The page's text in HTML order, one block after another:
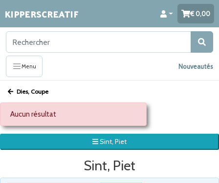
KIPPERSCREATIF 0,00
Menu Nouveautés
Dies, Coupe
Aucun résultat
Sint, Piet
Sint, Piet